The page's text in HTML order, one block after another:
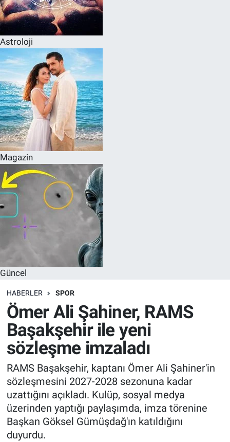
Astroloji
Magazin
Güncel
HABERLER SPOR
Ömer Ali Şahiner, RAMS
Başakşehir ile yeni
sözleşme imzaladı
RAMS Başakşehir, kaptanı Ömer Ali Şahiner'in
sözleşmesini 2027-2028 sezonuna kadar
uzattığını açıkladı. Kulüp, sosyal medya
üzerinden yaptığı paylaşımda, imza törenine
Başkan Göksel Gümüşdağ'ın katıldığını
duyurdu.